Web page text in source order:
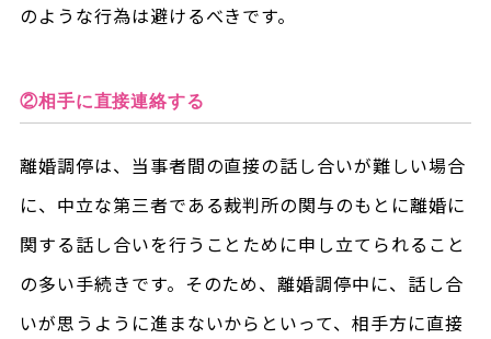
のような行為は避けるべきです。
②相手に直接連絡する
離婚調停は、当事者間の直接の話し合いが難しい場合
に、中立な第三者である裁判所の関与のもとに離婚に
関する話し合いを行うことために申し立てられること
の多い手続きです。そのため、離婚調停中に、話し合
いが思うように進まないからといって、相手方に直接